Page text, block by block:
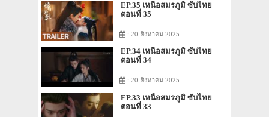
EP.35 เหนือสมรภูมิ ซับไทย
ตอนที่ 35
: 20 สิงหาคม 2025
EP.34 เหนือสมรภูมิ ซับไทย
ตอนที่ 34
: 20 สิงหาคม 2025
EP.33 เหนือสมรภูมิ ซับไทย
ตอนที่ 33